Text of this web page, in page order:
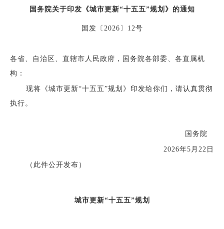
国务院关于印发《城市更新“十五五”规划》的通知
国发〔2026〕12号
各省、自治区、直辖市人民政府，国务院各部委、各直属机
构：
现将《城市更新“十五五”规划》印发给你们，请认真贯彻
执行。
国务院
2026年5月22日
（此件公开发布）
城市更新“十五五”规划